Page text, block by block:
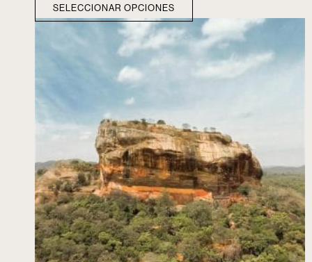
SELECCIONAR OPCIONES